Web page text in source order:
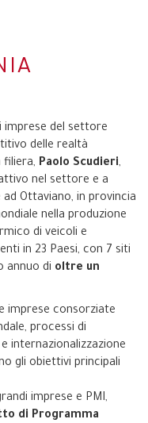
imprese del settore
delle realtà
filiera, Paolo Scudieri,
nel settore e a
Ottaviano, in provincia
nella produzione
di veicoli e
in 23 Paesi, con 7 siti
annuo di oltre un
imprese consorziate
processi di
internazionalizzazione
gli obiettivi principali
imprese e PMI,
di Programma